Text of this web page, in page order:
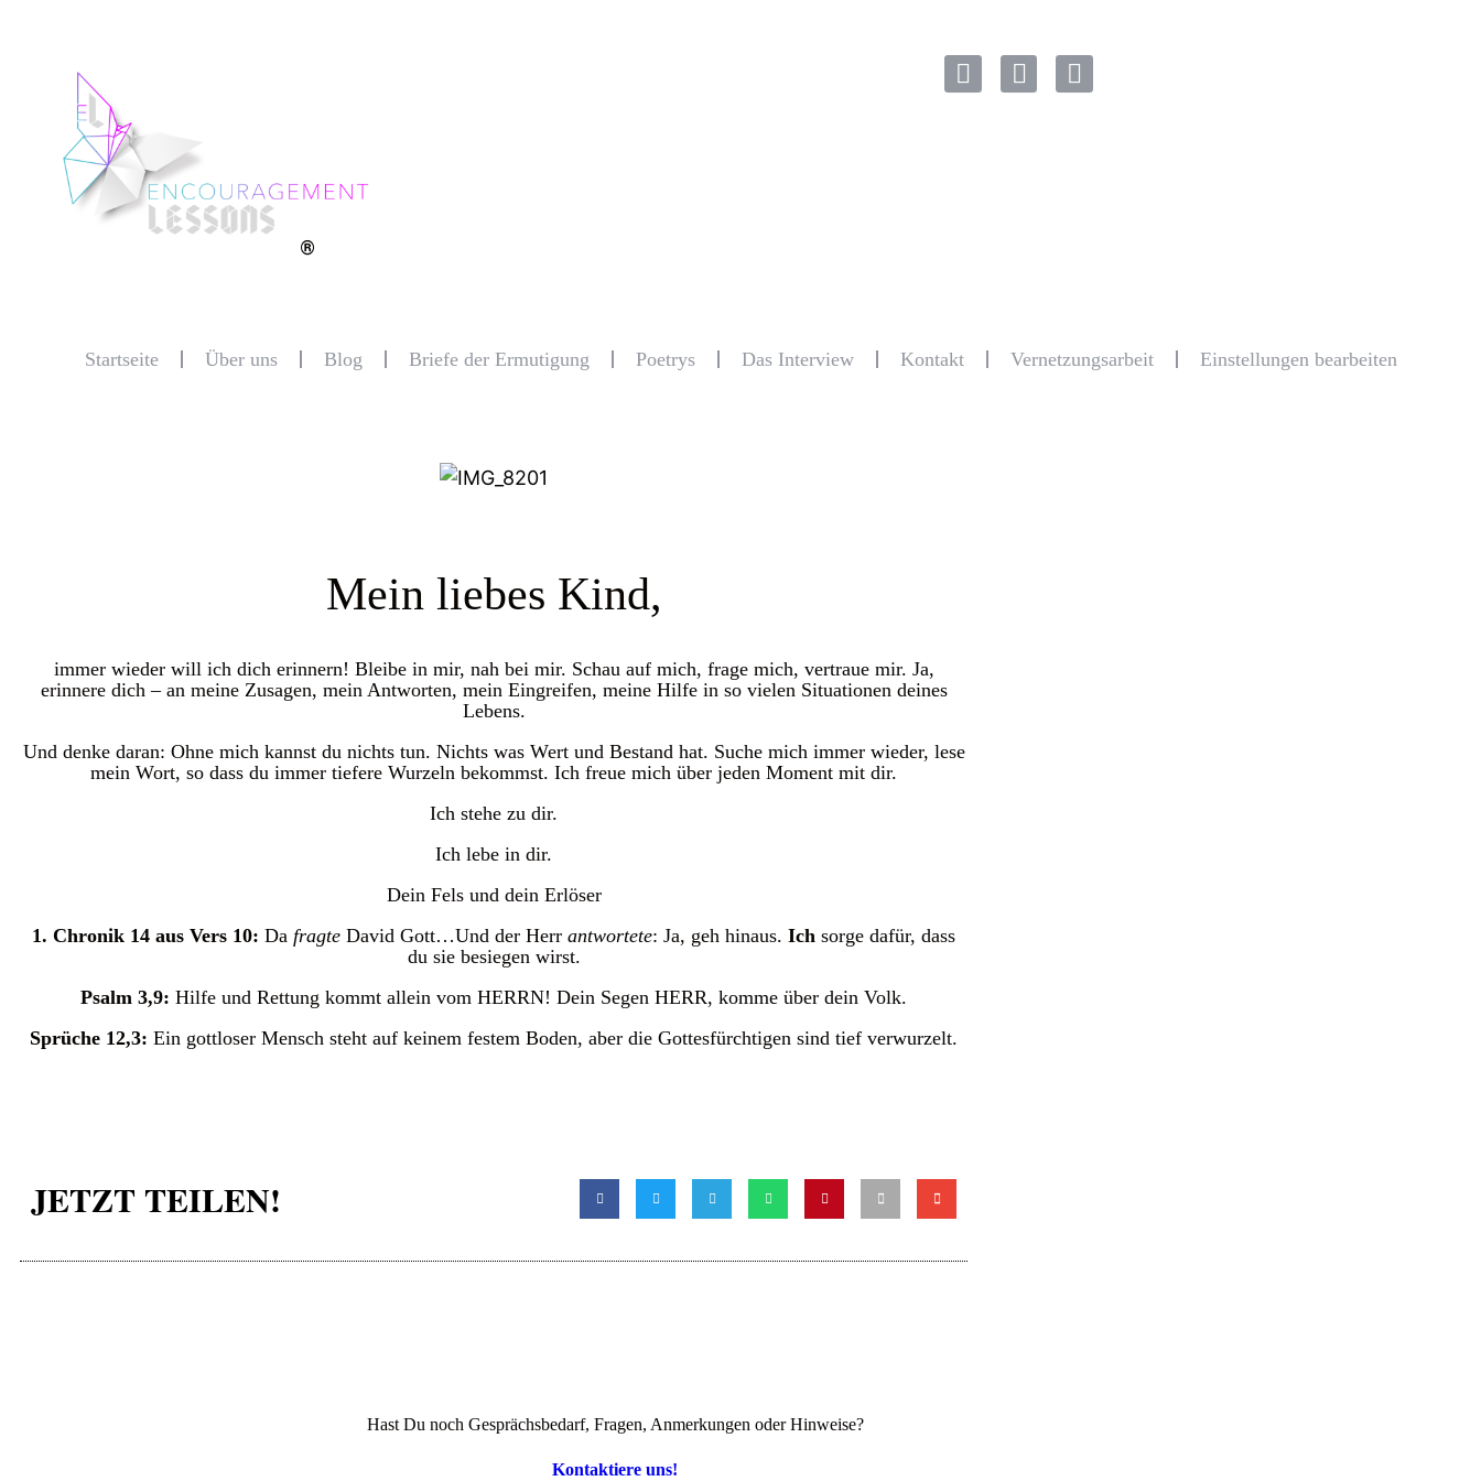
®
Startseite Über uns Blog Briefe der Ermutigung Poetrys Das Interview Kontakt Vernetzungsarbeit Einstellungen bearbeiten
Mein liebes Kind,
immer wieder will ich dich erinnern! Bleibe in mir, nah bei mir. Schau auf mich, frage mich, vertraue mir. Ja,
erinnere dich – an meine Zusagen, mein Antworten, mein Eingreifen, meine Hilfe in so vielen Situationen deines
Lebens.
Und denke daran: Ohne mich kannst du nichts tun. Nichts was Wert und Bestand hat. Suche mich immer wieder, lese
mein Wort, so dass du immer tiefere Wurzeln bekommst. Ich freue mich über jeden Moment mit dir.
Ich stehe zu dir.
Ich lebe in dir.
Dein Fels und dein Erlöser
1. Chronik 14 aus Vers 10: Da fragte David Gott…Und der Herr antwortete: Ja, geh hinaus. Ich sorge dafür, dass
du sie besiegen wirst.
Psalm 3,9: Hilfe und Rettung kommt allein vom HERRN! Dein Segen HERR, komme über dein Volk.
Sprüche 12,3: Ein gottloser Mensch steht auf keinem festem Boden, aber die Gottesfürchtigen sind tief verwurzelt.
JETZT TEILEN!
Hast Du noch Gesprächsbedarf, Fragen, Anmerkungen oder Hinweise?
Kontaktiere uns!